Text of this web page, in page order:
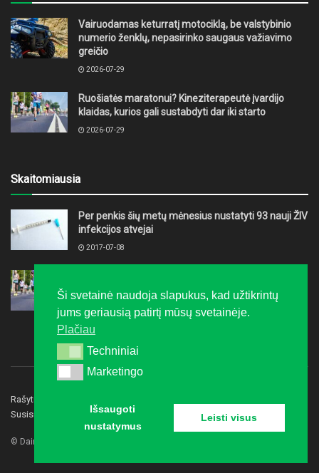
Vairuodamas keturratį motociklą, be valstybinio
numerio ženklų, nepasirinko saugaus važiavimo
greičio
2026-07-29
Ruošiatės maratonui? Kineziterapeutė įvardijo
klaidas, kurios gali sustabdyti dar iki starto
2026-07-29
Skaitomiausia
Per penkis šių metų mėnesius nustatyti 93 nauji ŽIV
infekcijos atvejai
2017-07-08
klaidas, kurios gali sustabdyti dar iki starto
2026-07-29
Rašyti redakcijai
Susisiekite
© Dainavos gidas
Ši svetainė naudoja slapukus, kad užtikrintų
jums geriausią patirtį mūsų svetainėje.
Plačiau
Techniniai
Techniniai
Marketingo
Marketingo
Išsaugoti
nustatymus
Leisti visus